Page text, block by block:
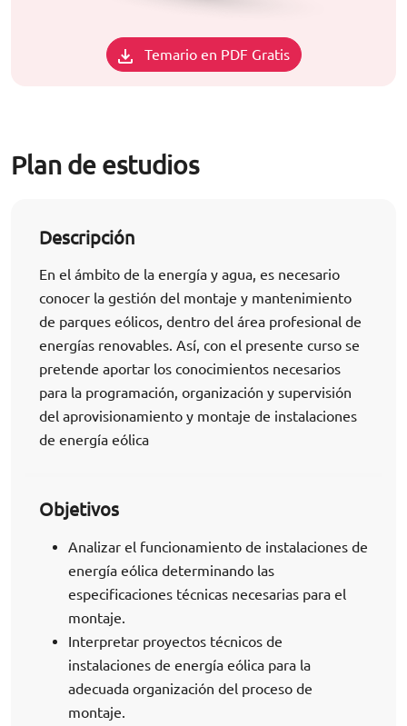
Temario en PDF Gratis
Plan de estudios
Descripción
En el ámbito de la energía y agua, es necesario
conocer la gestión del montaje y mantenimiento
de parques eólicos, dentro del área profesional de
energías renovables. Así, con el presente curso se
pretende aportar los conocimientos necesarios
para la programación, organización y supervisión
del aprovisionamiento y montaje de instalaciones
de energía eólica
Objetivos
Analizar el funcionamiento de instalaciones de
energía eólica determinando las
especificaciones técnicas necesarias para el
montaje.
Interpretar proyectos técnicos de
instalaciones de energía eólica para la
adecuada organización del proceso de
montaje.